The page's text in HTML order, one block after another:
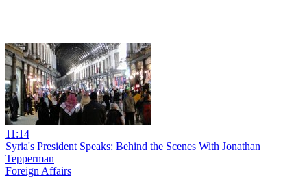
11:14
Syria's President Speaks: Behind the Scenes With Jonathan
Tepperman
Foreign Affairs